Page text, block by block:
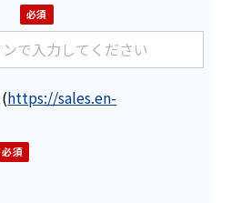
(https://sales.en-